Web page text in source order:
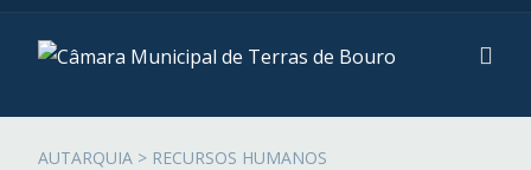
AUTARQUIA > RECURSOS HUMANOS